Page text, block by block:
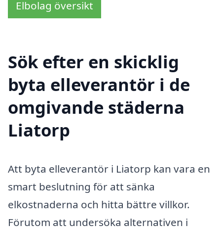
Elbolag översikt
Sök efter en skicklig
byta elleverantör i de
omgivande städerna
Liatorp
Att byta elleverantör i Liatorp kan vara en
smart beslutning för att sänka
elkostnaderna och hitta bättre villkor.
Förutom att undersöka alternativen i